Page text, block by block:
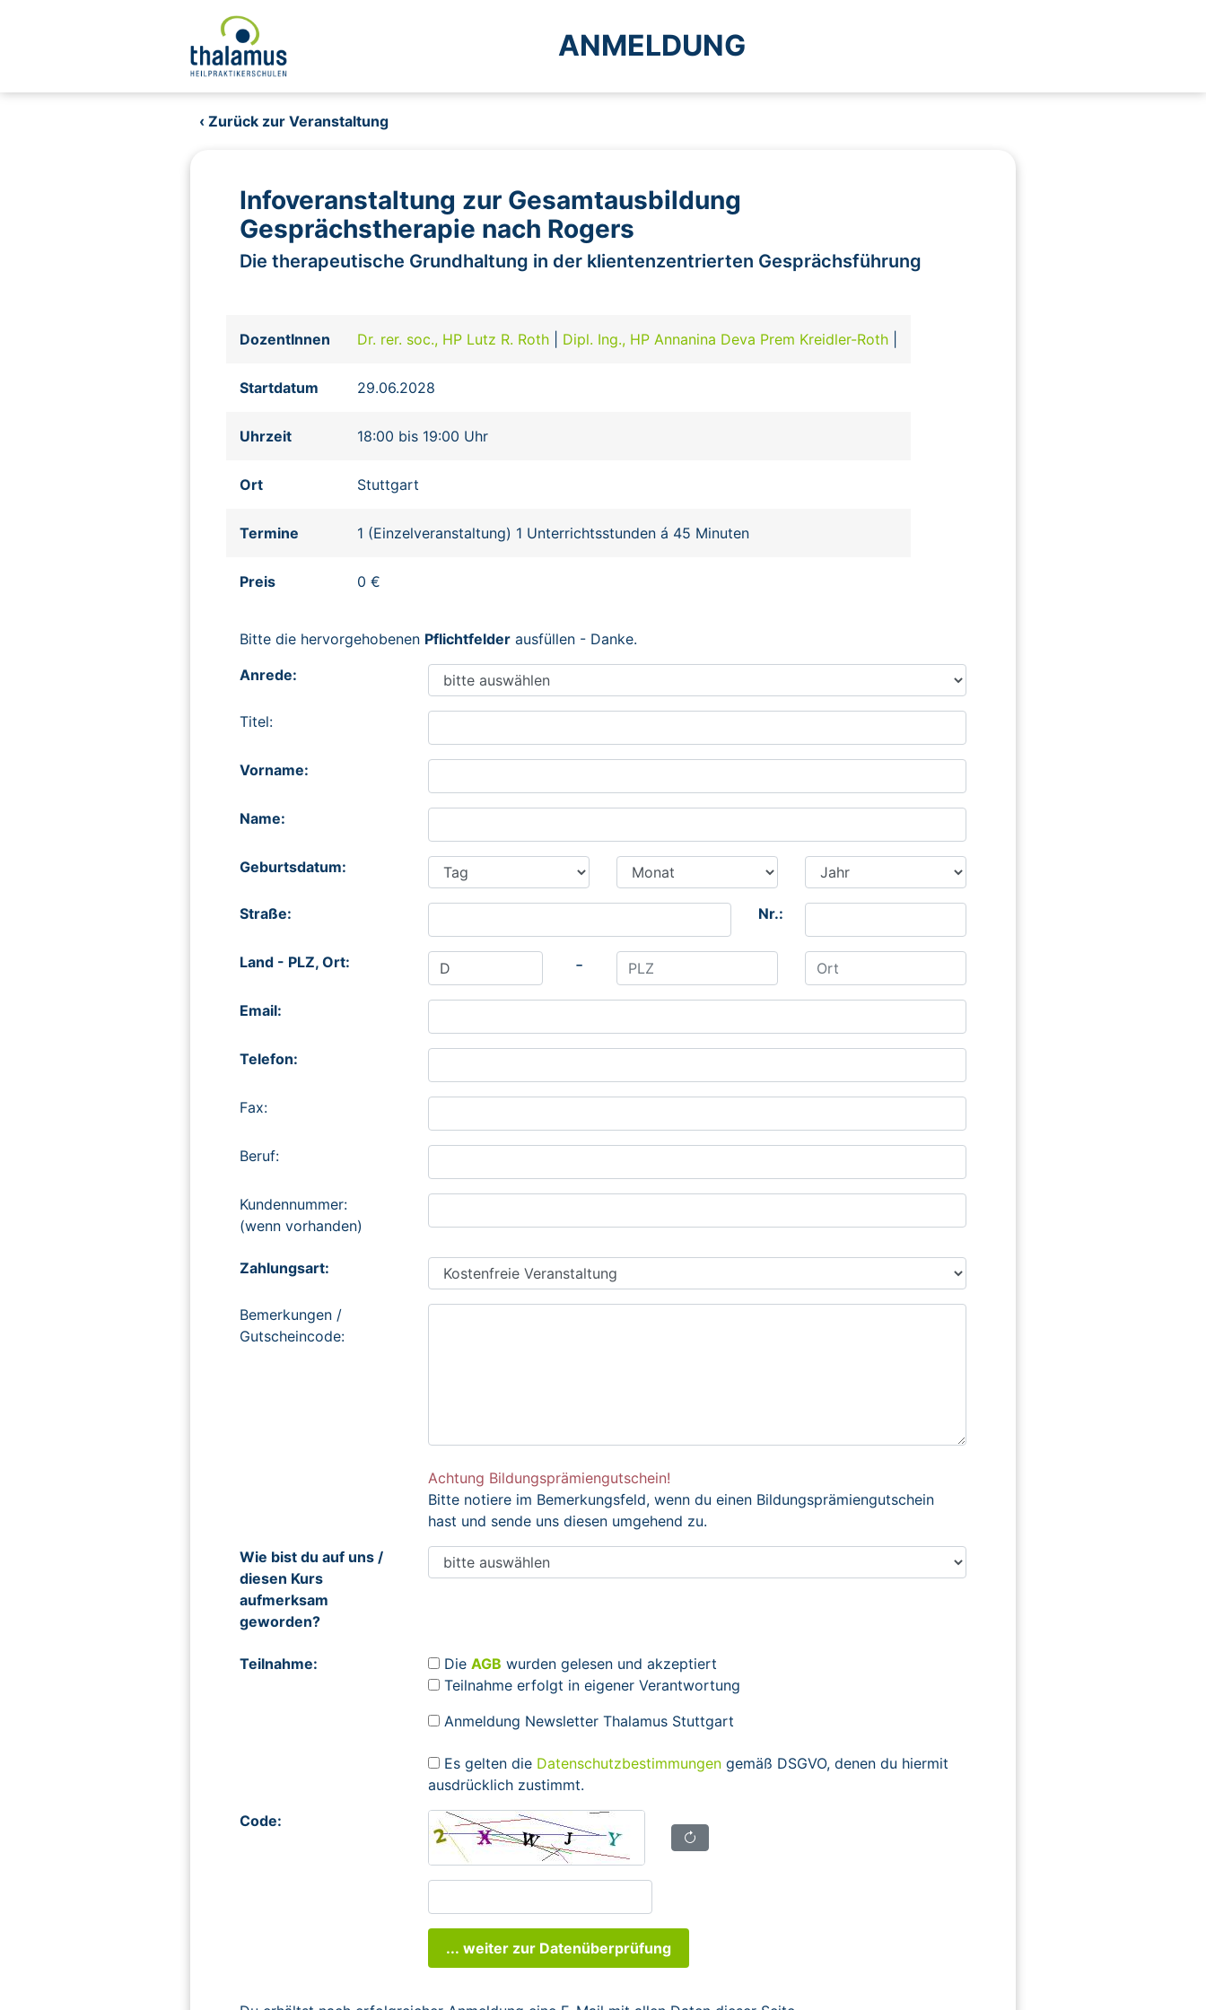
ANMELDUNG
‹ Zurück zur Veranstaltung
Infoveranstaltung zur Gesamtausbildung
Gesprächstherapie nach Rogers
Die therapeutische Grundhaltung in der klientenzentrierten Gesprächsführung
DozentInnen Dr. rer. soc., HP Lutz R. Roth Dipl. Ing., HP Annanina Deva Prem Kreidler-Roth
Startdatum 29.06.2028
Uhrzeit 18:00 bis 19:00 Uhr
Ort Stuttgart
Termine 1 (Einzelveranstaltung) 1 Unterrichtsstunden á 45 Minuten
Preis 0 €
Bitte die hervorgehobenen Pflichtfelder ausfüllen - Danke.
Anrede:
Titel:
Vorname:
Name:
Geburtsdatum:
Straße: Nr.:
Land - PLZ, Ort: -
Email:
Telefon:
Fax:
Beruf:
Kundennummer:
(wenn vorhanden)
Zahlungsart:
Bemerkungen /
Gutscheincode:
Achtung Bildungsprämiengutschein!
Bitte notiere im Bemerkungsfeld, wenn du einen Bildungsprämiengutschein
hast und sende uns diesen umgehend zu.
Wie bist du auf uns /
diesen Kurs
aufmerksam
geworden?
Teilnahme: Die AGB wurden gelesen und akzeptiert
Teilnahme erfolgt in eigener Verantwortung
Anmeldung Newsletter Thalamus Stuttgart
Es gelten die Datenschutzbestimmungen gemäß DSGVO, denen du hiermit
ausdrücklich zustimmt.
Code:
... weiter zur Datenüberprüfung